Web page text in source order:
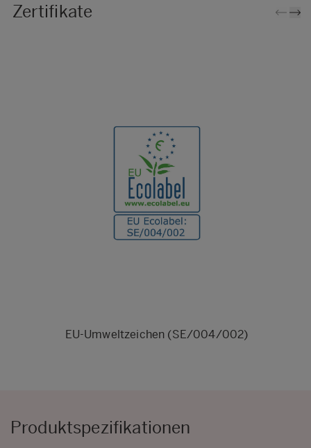
Zertifikate
EU-Umweltzeichen (SE/004/002)
Produktspezifikationen